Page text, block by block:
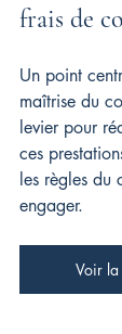
frais de
Un point
maîtrise du
levier pour
ces
les règles du
engager.
Voir la